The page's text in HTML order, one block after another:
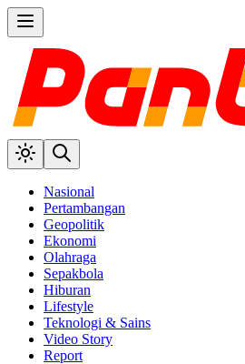
Nasional
Pertambangan
Geopolitik
Ekonomi
Olahraga
Sepakbola
Hiburan
Lifestyle
Teknologi & Sains
Video Story
Report